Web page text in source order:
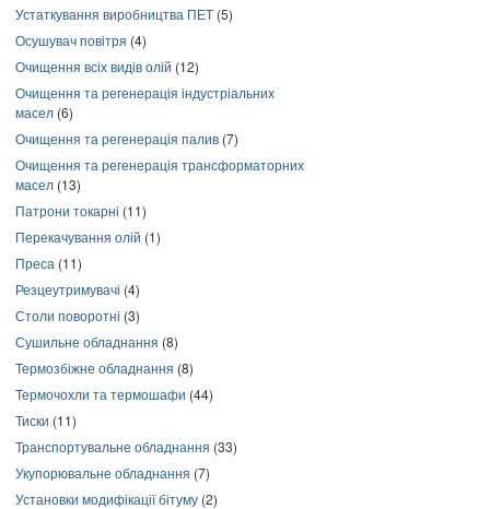
Устаткування виробництва ПЕТ (5)
Осушувач повітря (4)
Очищення всіх видів олій (12)
Очищення та регенерація індустріальних
масел (6)
Очищення та регенерація палив (7)
Очищення та регенерація трансформаторних
масел (13)
Патрони токарні (11)
Перекачування олій (1)
Преса (11)
Резцеутримувачі (4)
Столи поворотні (3)
Сушильне обладнання (8)
Термозбіжне обладнання (8)
Термочохли та термошафи (44)
Тиски (11)
Транспортувальне обладнання (33)
Укупорювальне обладнання (7)
Установки модифікації бітуму (2)